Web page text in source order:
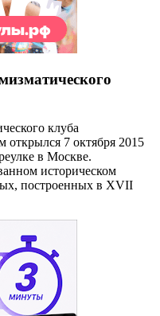
клуба
7 октября 2015
в Москве.
историческом
построенных в XVII